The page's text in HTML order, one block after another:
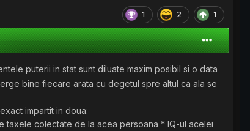
1 2 1
puterii in stat sunt diluate maxim posibil si o data
bine fiecare arata cu degetul spre altul ca ala se
impartit in doua:
taxele colectate de la acea persoana * IQ-ul acelei